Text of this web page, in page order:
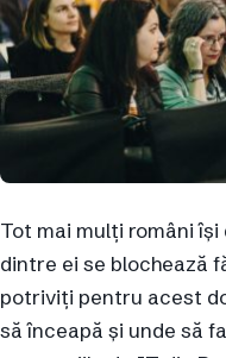
Tot mai mulți români
dintre ei se blochează
potriviți pentru acest
să înceapă și unde să